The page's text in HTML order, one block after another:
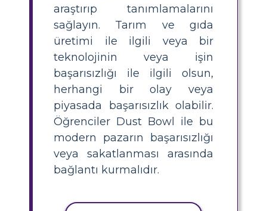
araştırıp tanımlamalarını
sağlayın. Tarım ve gıda
üretimi ile ilgili veya bir
teknolojinin veya işin
başarısızlığı ile ilgili olsun,
herhangi bir olay veya
piyasada başarısızlık olabilir.
Öğrenciler Dust Bowl ile bu
modern pazarın başarısızlığı
veya sakatlanması arasında
bağlantı kurmalıdır.